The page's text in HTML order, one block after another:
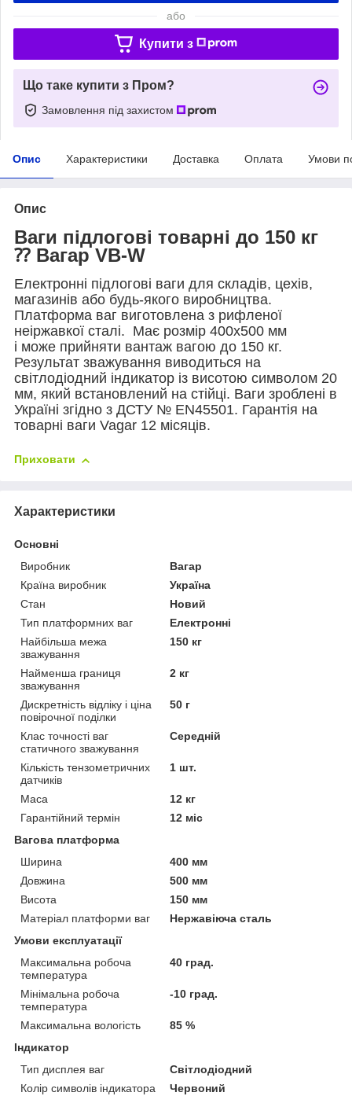
або
Купити з
Що таке купити з Пром?
Замовлення під захистом
Опис Характеристики Доставка Оплата Умови
Опис
Ваги підлогові товарні до 150 кг
⁇ Вагар VB-W
Електронні підлогові ваги для складів, цехів,
магазинів або будь-якого виробництва.
Платформа ваг виготовлена з рифленої
неіржавкої сталі. Має розмір 400х500 мм
і може прийняти вантаж вагою до 150 кг.
Результат зважування виводиться на
світлодіодний індикатор із висотою символом 20
мм, який встановлений на стійці. Ваги зроблені в
Україні згідно з ДСТУ № EN45501. Гарантія на
товарні ваги Vagar 12 місяців.
Приховати
Характеристики
Основні
Виробник
Вагар
Країна виробник
Україна
Стан
Новий
Тип платформних ваг
Електронні
Найбільша межа
зважування
150 кг
Найменша границя
зважування
2 кг
Дискретність відліку і ціна
повірочної поділки
50 г
Клас точності ваг
статичного зважування
Середній
Кількість тензометричних
датчиків
1 шт.
Маса
12 кг
Гарантійний термін
12 міс
Вагова платформа
Ширина
400 мм
Довжина
500 мм
Висота
150 мм
Матеріал платформи ваг
Нержавіюча сталь
Умови експлуатації
Максимальна робоча
температура
40 град.
Мінімальна робоча
температура
-10 град.
Максимальна вологість
85 %
Індикатор
Тип дисплея ваг
Світлодіодний
Колір символів індикатора
Червоний